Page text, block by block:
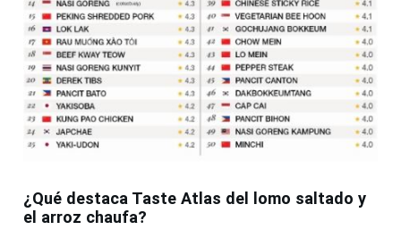
¿Qué destaca Taste Atlas del lomo saltado y
el arroz chaufa?